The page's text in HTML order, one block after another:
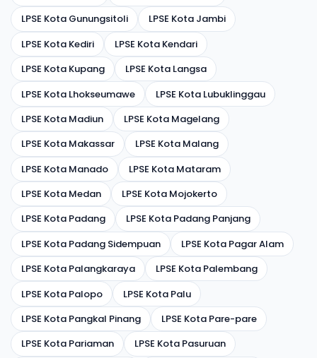
LPSE Kota Gunungsitoli
LPSE Kota Jambi
LPSE Kota Kediri
LPSE Kota Kendari
LPSE Kota Kupang
LPSE Kota Langsa
LPSE Kota Lhokseumawe
LPSE Kota Lubuklinggau
LPSE Kota Madiun
LPSE Kota Magelang
LPSE Kota Makassar
LPSE Kota Malang
LPSE Kota Manado
LPSE Kota Mataram
LPSE Kota Medan
LPSE Kota Mojokerto
LPSE Kota Padang
LPSE Kota Padang Panjang
LPSE Kota Padang Sidempuan
LPSE Kota Pagar Alam
LPSE Kota Palangkaraya
LPSE Kota Palembang
LPSE Kota Palopo
LPSE Kota Palu
LPSE Kota Pangkal Pinang
LPSE Kota Pare-pare
LPSE Kota Pariaman
LPSE Kota Pasuruan